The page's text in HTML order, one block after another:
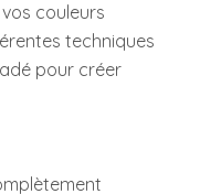
couleurs
techniques
pour créer